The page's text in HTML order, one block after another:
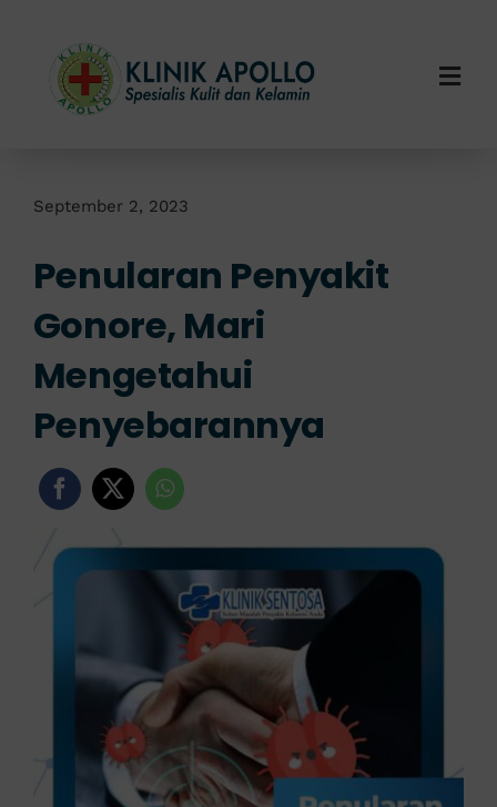
content
Layanan Kami
Info Klinik
September 2, 2023
Penularan Penyakit
Gonore, Mari
Mengetahui
Penyebarannya